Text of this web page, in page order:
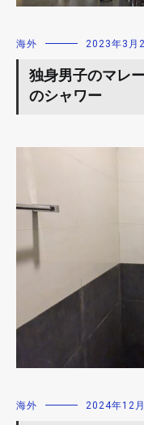
海外 2023年3月
独身男子のマレ
のシャワー
海外 2024年12